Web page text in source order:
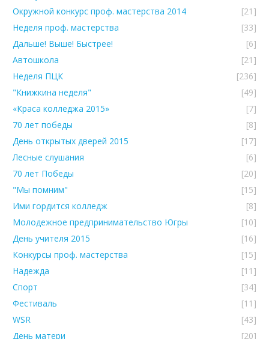
Окружной конкурс проф. мастерства 2014
[21]
Неделя проф. мастерства
[33]
Дальше! Выше! Быстрее!
[6]
Автошкола
[21]
Неделя ПЦК
[236]
"Книжкина неделя"
[49]
«Краса колледжа 2015»
[7]
70 лет победы
[8]
День открытых дверей 2015
[17]
Лесные слушания
[6]
70 лет Победы
[20]
"Мы помним"
[15]
Ими гордится колледж
[8]
Молодежное предпринимательство Югры
[10]
День учителя 2015
[16]
Конкурсы проф. мастерства
[15]
Надежда
[11]
Спорт
[34]
Фестиваль
[11]
WSR
[43]
День матери
[20]